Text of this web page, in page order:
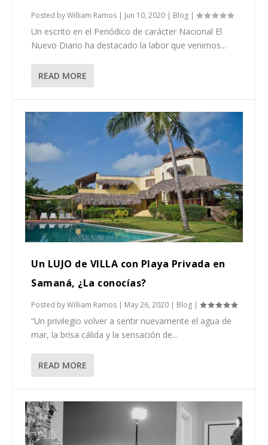
Posted byWilliam Ramos | Jun 10, 2020 | Blog |
Un escrito en el Periódico de carácter Nacional El
Nuevo Diario ha destacado la labor que venimos...
READ MORE
Un LUJO de VILLA con Playa Privada en
Samaná, ¿La conocías?
Posted byWilliam Ramos | May 26, 2020 | Blog |
“Un privilegio volver a sentir nuevamente el agua de
mar, la brisa cálida y la sensación de...
READ MORE